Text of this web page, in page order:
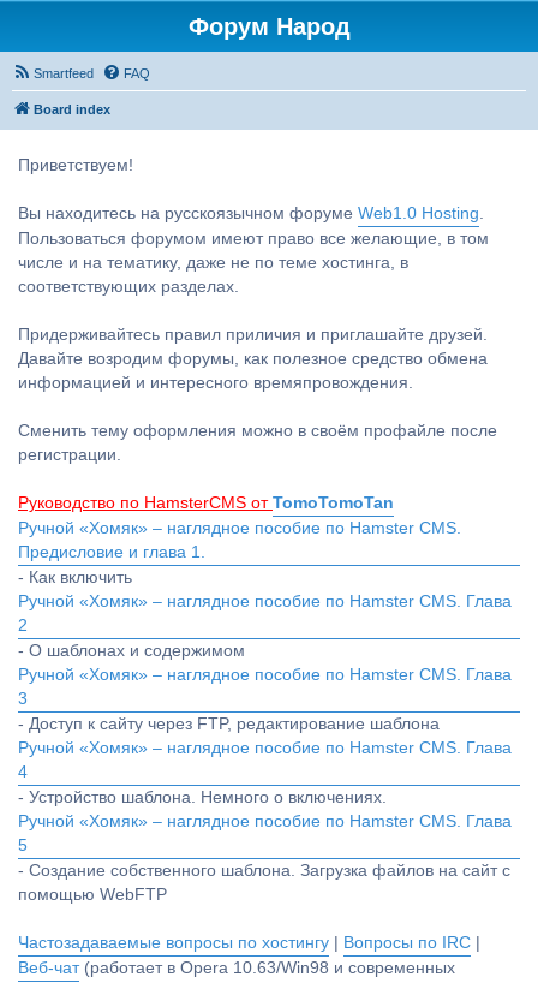
Форум Народ
Smartfeed FAQ
Board index
Приветствуем!
Вы находитесь на русскоязычном форуме Web1.0 Hosting.
Пользоваться форумом имеют право все желающие, в том
числе и на тематику, даже не по теме хостинга, в
соответствующих разделах.
Придерживайтесь правил приличия и приглашайте друзей.
Давайте возродим форумы, как полезное средство обмена
информацией и интересного времяпровождения.
Сменить тему оформления можно в своём профайле после
регистрации.
Руководство по HamsterCMS от TomoTomoTan
Ручной «Хомяк» – наглядное пособие по Hamster CMS.
Предисловие и глава 1.
- Как включить
Ручной «Хомяк» – наглядное пособие по Hamster CMS. Глава
2
- О шаблонах и содержимом
Ручной «Хомяк» – наглядное пособие по Hamster CMS. Глава
3
- Доступ к сайту через FTP, редактирование шаблона
Ручной «Хомяк» – наглядное пособие по Hamster CMS. Глава
4
- Устройство шаблона. Немного о включениях.
Ручной «Хомяк» – наглядное пособие по Hamster CMS. Глава
5
- Создание собственного шаблона. Загрузка файлов на сайт с
помощью WebFTP
Частозадаваемые вопросы по хостингу Вопросы по IRC
Веб-чат(работает в Opera 10.63/Win98 и современных